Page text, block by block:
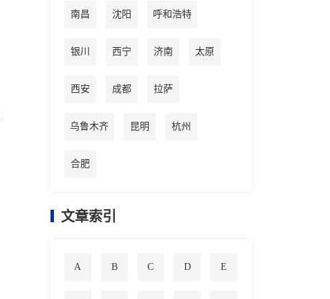
南昌 沈阳 呼和浩特
银川 西宁 济南 太原
西安 成都 拉萨
乌鲁木齐 昆明 杭州
合肥
文章索引
A B C D E